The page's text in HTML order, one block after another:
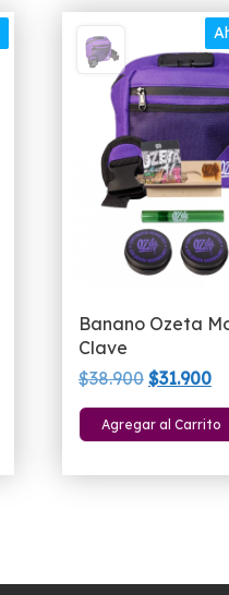
Banano Ozeta
Clave
$38.900 El
precio
original
$31.900El
Agregar al Carrito